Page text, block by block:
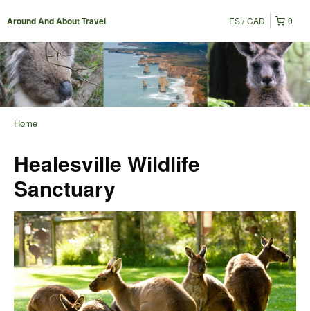
Around And About Travel 0
ES CAD
Home
Healesville Wildlife
Sanctuary